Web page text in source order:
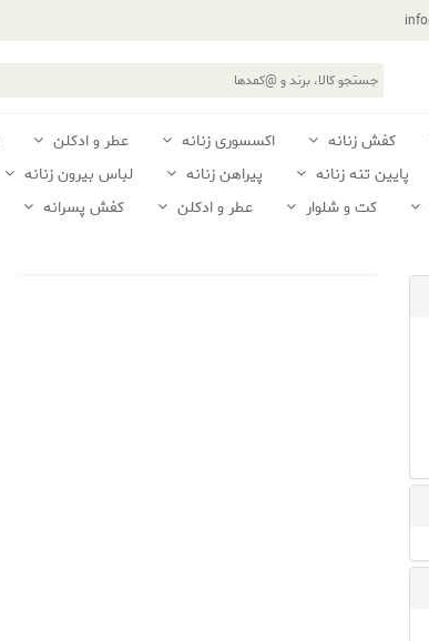
کفش زنانه اکسسوری زنانه عطر و ادکلن
پایین تنه زنانه پیراهن زنانه لباس بیرون زنانه
کت و شلوار عطر و ادکلن کفش پسرانه